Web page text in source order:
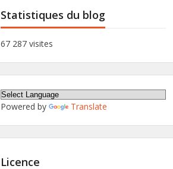
Statistiques du blog
67 287 visites
Powered by Translate
Licence